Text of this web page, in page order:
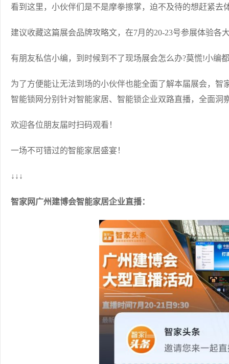
看到这里，小伙伴们是不是摩拳擦掌，迫不及待的想赶紧去
建议收藏这篇展会品牌攻略文，在7月的20-23号参展体验各
有朋友私信小编，到时候到不了现场展会怎么办?莫慌!小编
为了方便能让无法到场的小伙伴也能全面了解本届展会，智
智能锁网分别针对智能家居、智能锁企业双路直播，全面洞
欢迎各位朋友届时扫码观看！
一场不可错过的智能家居盛宴！
↓↓↓
智家网广州建博会智能家居企业直播：